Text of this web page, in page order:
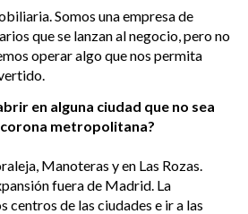
Somos una empresa de
que se lanzan al negocio, pero no
operar algo que nos permita
en alguna ciudad que no sea
metropolitana?
Manoteras y en Las Rozas.
fuera de Madrid. La
centros de las ciudades e ir a las